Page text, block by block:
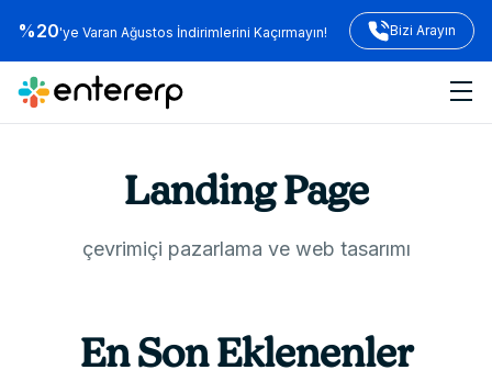
%20'ye Varan Ağustos İndirimlerini Kaçırmayın! Bizi Arayın
Landing Page
çevrimiçi pazarlama ve web tasarımı
En Son Eklenenler